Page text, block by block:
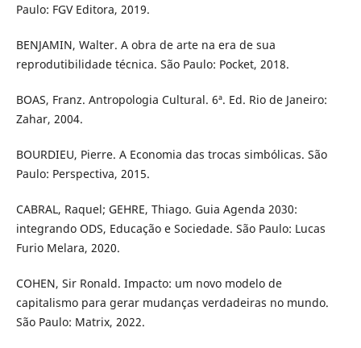
Paulo: FGV Editora, 2019.
BENJAMIN, Walter. A obra de arte na era de sua
reprodutibilidade técnica. São Paulo: Pocket, 2018.
BOAS, Franz. Antropologia Cultural. 6ª. Ed. Rio de Janeiro:
Zahar, 2004.
BOURDIEU, Pierre. A Economia das trocas simbólicas. São
Paulo: Perspectiva, 2015.
CABRAL, Raquel; GEHRE, Thiago. Guia Agenda 2030:
integrando ODS, Educação e Sociedade. São Paulo: Lucas
Furio Melara, 2020.
COHEN, Sir Ronald. Impacto: um novo modelo de
capitalismo para gerar mudanças verdadeiras no mundo.
São Paulo: Matrix, 2022.